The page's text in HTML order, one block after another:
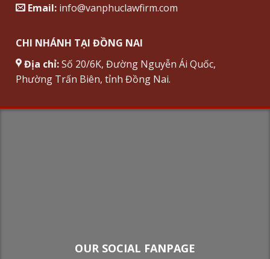
Email: info@vanphuclawfirm.com
CHI NHÁNH TẠI ĐỒNG NAI
Địa chỉ:Số 20/6K, Đường Nguyễn Ái Quốc,
Phường Trấn Biên, tỉnh Đồng Nai.
OUR SOCIAL FANPAGE